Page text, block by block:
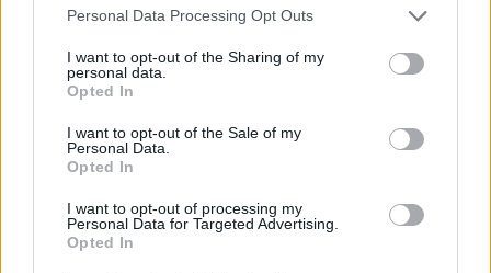
Please note that this website/app uses one or more Google
not limited to your visit or usage behaviour. You may click to
grant or deny consent to Google and its third-party tags to
use your data for below specified purposes in below Google
consent section.
Personal Data Processing Opt Outs
I want to opt-out of the Sharing of my
personal data.
Opted In
I want to opt-out of the Sale of my
Personal Data.
Opted In
I want to opt-out of processing my
Personal Data for Targeted Advertising.
Opted In
Ακολουθήστε μας στα social media